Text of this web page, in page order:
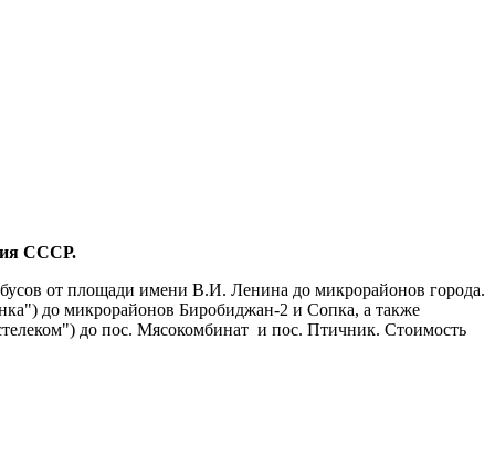
СССР.
от площади имени В.И. Ленина до микрорайонов города.
до микрорайонов Биробиджан-2 и Сопка, а также
до пос. Мясокомбинат и пос. Птичник. Стоимость